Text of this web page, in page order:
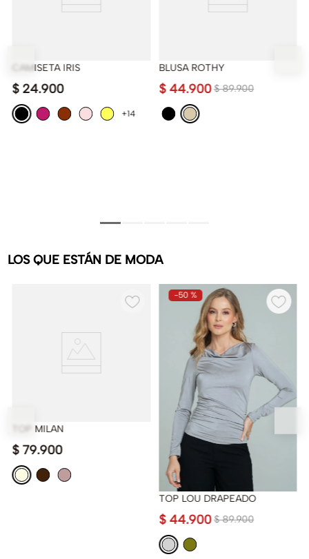
CAMISETA IRIS
$ 24.900
+14
BLUSA ROTHY
$ 89.900
$ 44.900
LOS QUE ESTÁN DE MODA
TOP MILAN
$ 79.900
-50 %
TOP LOU DRAPEADO
$ 89.900
$ 44.900